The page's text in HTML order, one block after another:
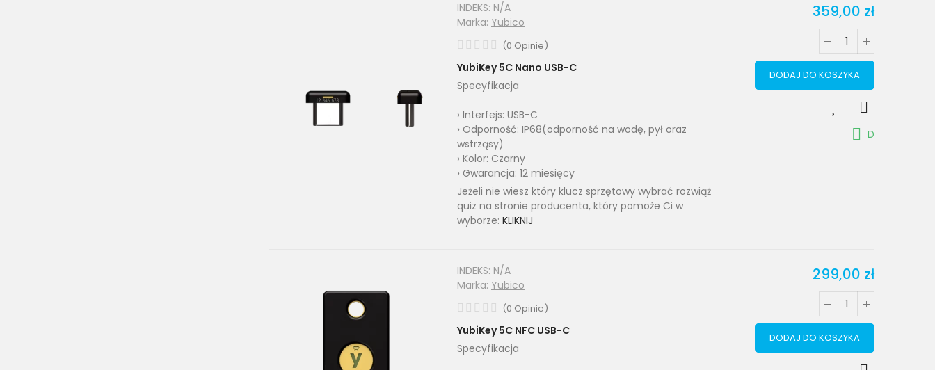
INDEKS: N/A
Marka: Yubico
(0 Opinie)
YubiKey 5C Nano USB-C
Specyfikacja
› Interfejs: USB-C
› Odporność: IP68(odporność na wodę, pył oraz
wstrząsy)
› Kolor: Czarny
› Gwarancja: 12 miesięcy
Jeżeli nie wiesz który klucz sprzętowy wybrać rozwiąż
quiz na stronie producenta, który pomoże Ci w
wyborze: KLIKNIJ
359,00 zł
DODAJ DO KOSZYKA
D
INDEKS: N/A
Marka: Yubico
(0 Opinie)
YubiKey 5C NFC USB-C
Specyfikacja
299,00 zł
DODAJ DO KOSZYKA